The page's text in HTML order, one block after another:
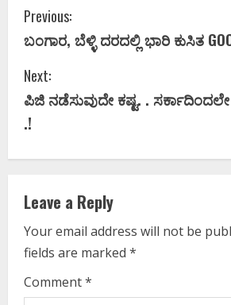
C
o
n
t
i
n
u
e
R
Previous:
ಬಂಗಾರ, ಬೆಳ್ಳಿ ದರದಲ್ಲಿ ಭಾರಿ ಕುಸಿತ
Next:
ಪಿಜಿ ನಡೆಸುವುದೇ ಕಷ್ಟ. .
.!
Leave a Reply
Your email address will not be
fields are marked *
Comment*